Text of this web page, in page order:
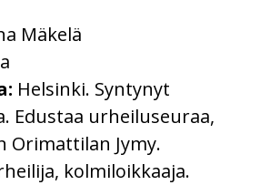
Mäkelä
Helsinki. Syntynyt
Edustaa urheiluseuraa,
Orimattilan Jymy.
kolmiloikkaaja.